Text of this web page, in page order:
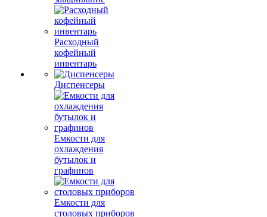
Расходный
кофейный
инвентарь
Диспенсеры
Емкости для
охлаждения
бутылок и
графинов
Емкости для
столовых приборов